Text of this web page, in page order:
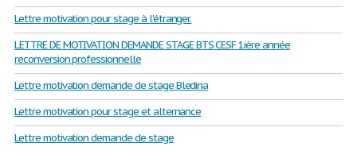
Lettre motivation pour stage à l'étranger.
LETTRE DE MOTIVATION DEMANDE STAGE BTS CESF 1ière année
reconversion professionnelle
Lettre motivation demande de stage Bledina
Lettre motivation pour stage et alternance
Lettre motivation demande de stage